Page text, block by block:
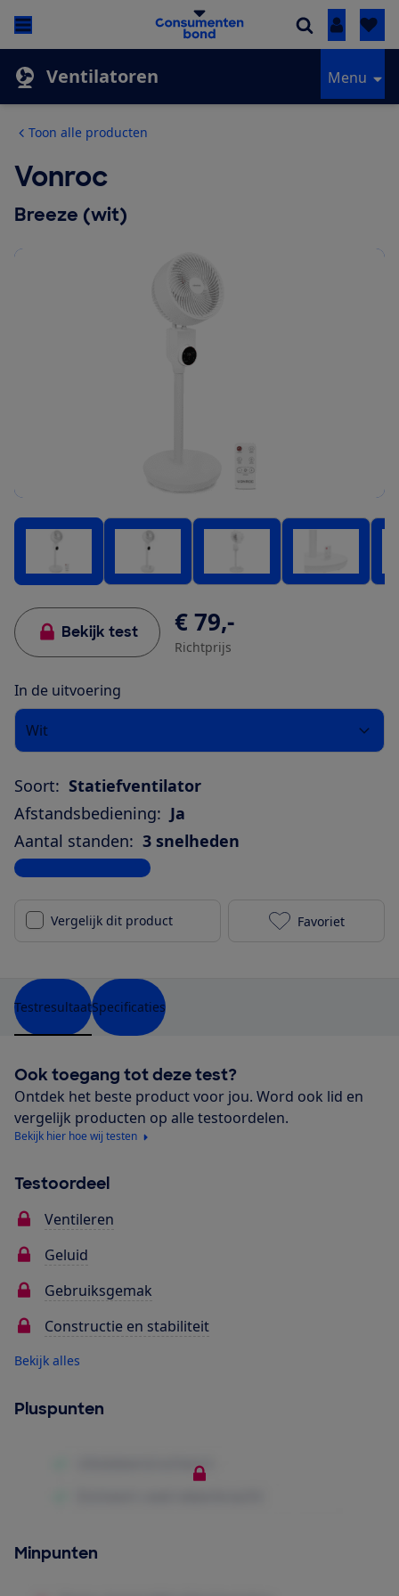
Inloggen
Ventilatoren Menu
Toon alle producten
Vonroc
Breeze (wit)
Bekijk test € 79,-
Richtprijs
In de uitvoering
Wit
Soort: Statiefventilator
Afstandsbediening: Ja
Aantal standen: 3 snelheden
Bekijk alle specificaties
Vergelijk dit product Vonroc
Favoriet
TestresultaatSpecificaties
Ook toegang tot deze test?
Ontdek het beste product voor jou. Word ook lid en
vergelijk producten op alle testoordelen.
Bekijk hier hoe wij testen
Testoordeel
Ventileren
Geluid
Gebruiksgemak
Constructie en stabiliteit
Bekijk alles
Pluspunten
Minpunten